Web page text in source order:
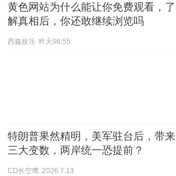
黄色网站为什么能让你免费观看，了
解真相后，你还敢继续浏览吗
西鑫娱乐 昨天06:55
特朗普果然精明，美军驻台后，带来
三大变数，两岸统一恐提前？
CD长空鹰 2026.7.13